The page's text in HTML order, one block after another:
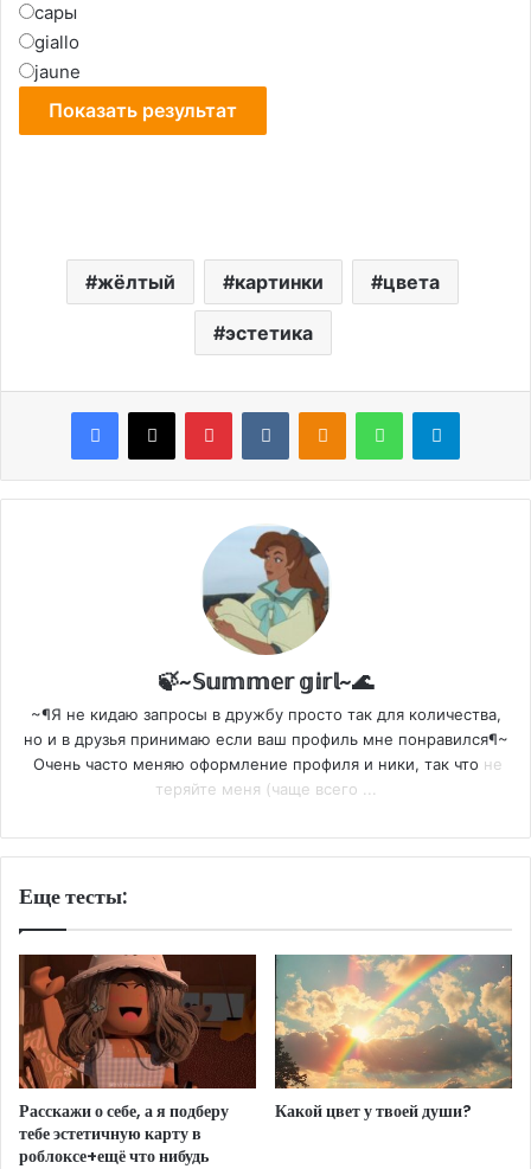
сары
giallo
jaune
жёлтый картинки цвета
эстетика
🍃~𝕊𝕦𝕞𝕞𝕖𝕣 𝕘𝕚𝕣𝕝~🌊
~¶Я не кидаю запросы в дружбу просто так для количества,
но и в друзья принимаю если ваш профиль мне понравился¶~
Очень часто меняю оформление профиля и ники, так что не
теряйте меня (чаще всего ...
Еще тесты:
Расскажи о себе, а я подберу
тебе эстетичную карту в
роблоксе+ещё что нибудь
Какой цвет у твоей души?